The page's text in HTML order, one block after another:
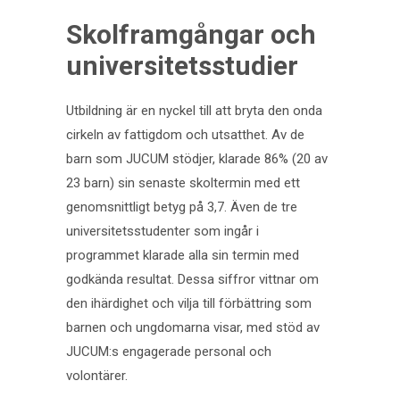
Skolframgångar och
universitetsstudier
Utbildning är en nyckel till att bryta den onda
cirkeln av fattigdom och utsatthet. Av de
barn som JUCUM stödjer, klarade 86% (20 av
23 barn) sin senaste skoltermin med ett
genomsnittligt betyg på 3,7. Även de tre
universitetsstudenter som ingår i
programmet klarade alla sin termin med
godkända resultat. Dessa siffror vittnar om
den ihärdighet och vilja till förbättring som
barnen och ungdomarna visar, med stöd av
JUCUM:s engagerade personal och
volontärer.